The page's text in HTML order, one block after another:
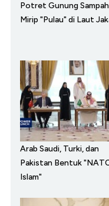
Potret Gunung Sampah
Mirip "Pulau" di Laut
Arab Saudi, Turki, dan
Pakistan Bentuk
Islam"